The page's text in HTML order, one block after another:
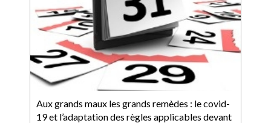
Aux grands maux les grands remèdes : le covid-
19 et l’adaptation des règles applicables devant